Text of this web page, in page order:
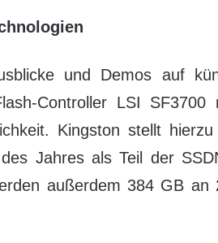
und Demos auf
Controller LSI SF3700
Kingston stellt
Jahres als Teil der
außerdem 384 GB an